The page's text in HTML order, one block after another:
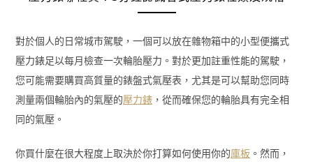
對於個人的日常城市駕駛，一個可以放在雜物箱中的小型便攜式
壓力錶足以每月檢查一次輪胎壓力。對於更加註重性能的駕駛，
您可能需要購買高質量的錶盤式氣壓表，尤其是可以幫助您同時
測量兩個輪胎內的氣壓的壓力錶​​​​​​​，從而確保您的輪胎具有完全相
同的氣壓。
你買什麼在很大程度上取決於你打算如何使用你的庫板。然而，